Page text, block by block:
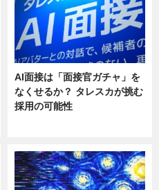
AI面接は「面接官ガチャ」を
なくせるか？ タレスカが挑む
採用の可能性